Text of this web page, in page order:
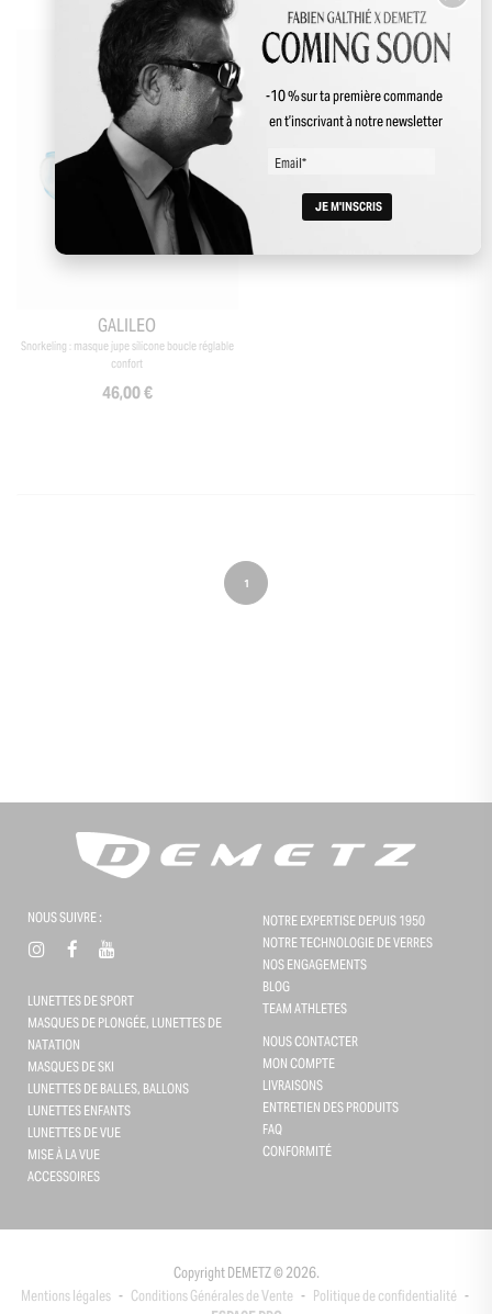
GALILEO
Snorkeling : masque jupe silicone boucle réglable
confort
46,00 €
1
NOUS SUIVRE :
LUNETTES DE SPORT
MASQUES DE PLONGÉE, LUNETTES DE
NATATION
MASQUES DE SKI
LUNETTES DE BALLES, BALLONS
LUNETTES ENFANTS
LUNETTES DE VUE
MISE À LA VUE
ACCESSOIRES
NOTRE EXPERTISE DEPUIS 1950
NOTRE TECHNOLOGIE DE VERRES
NOS ENGAGEMENTS
BLOG
TEAM ATHLETES
NOUS CONTACTER
MON COMPTE
LIVRAISONS
ENTRETIEN DES PRODUITS
FAQ
CONFORMITÉ
Copyright DEMETZ © 2026.
Mentions légales - Conditions Générales de Vente - Politique de confidentialité -
-10 % sur ta première commande
en t’inscrivant à notre newsletter
Gestion des cookies
Ce site utilise des cookies et vous donne le contrôle sur ceux que
Tout refuser